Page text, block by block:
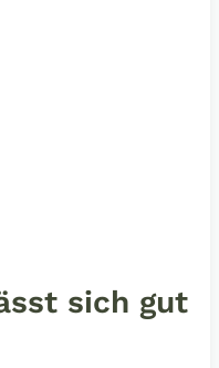
sich gut